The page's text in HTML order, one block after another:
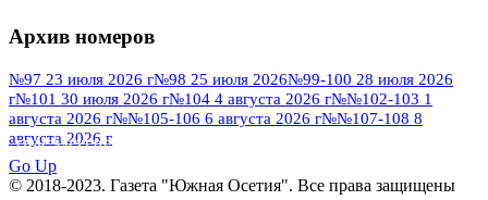
№95 7 августа 2012 г
№95 28 июля 2016 г №95+96 3 августа
2013 г№96 6 июля 2017 г№96 9 августа
2012 г №96 28 июля 2015 г
№96+97 30 июля 2016 г
Архив номеров
№97 23 июля 2026 г№98 25 июля 2026№99-100 28 июля 2026
г№101 30 июля 2026 г№104 4 августа 2026 г№№102-103 1
августа 2026 г№№105-106 6 августа 2026 г№№107-108 8
августа 2026 г
ПОСМОТРЕТЬ ВСЕ
Go Up
© 2018-2023. Газета "Южная Осетия". Все права защищены